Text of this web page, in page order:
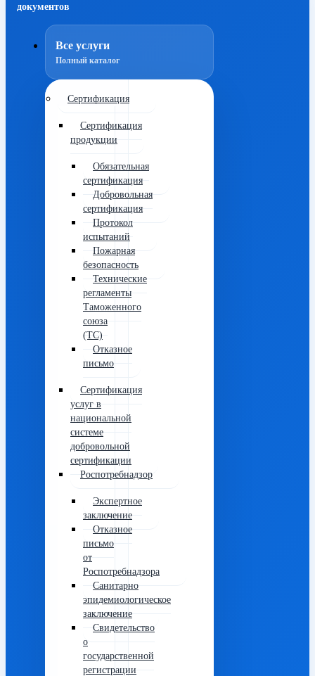
документов
Все услуги
Полный каталог
Сертификация
Сертификация
продукции
Обязательная
сертификация
Добровольная
сертификация
Протокол
испытаний
Пожарная
безопасность
Технические
регламенты
Таможенного
союза
(ТС)
Отказное
письмо
Сертификация
услуг в
национальной
системе
добровольной
сертификации
Роспотребнадзор
Экспертное
заключение
Отказное
письмо
от
Роспотребнадзора
Санитарно
эпидемиологическое
заключение
Свидетельство
о
государственной
регистрации